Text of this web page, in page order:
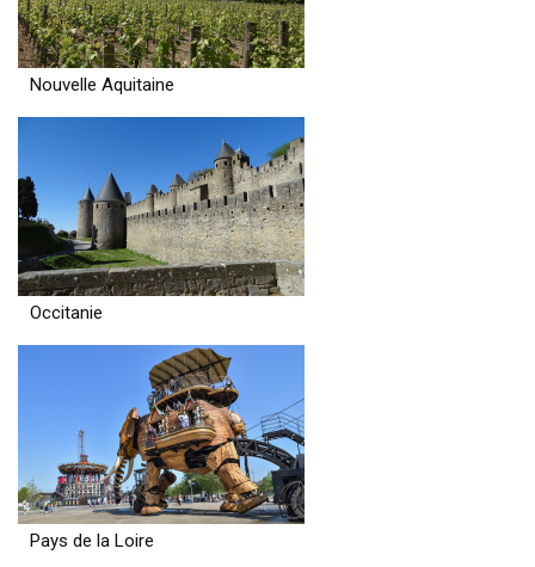
Nouvelle Aquitaine
Occitanie
Pays de la Loire